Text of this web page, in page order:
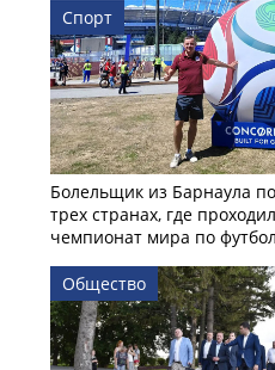
Спорт
Болельщик из Барнаула
трех странах, где проходил
чемпионат мира по
Общество